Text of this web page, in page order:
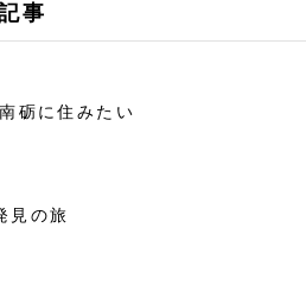
事
砺に住みたい
見の旅